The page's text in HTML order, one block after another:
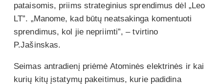
pataisomis, priims strateginius sprendimus dėl „Leo
LT”. „Manome, kad būtų neatsakinga komentuoti
sprendimus, kol jie nepriimti”, – tvirtino
P.Jašinskas.
Seimas antradienį priėmė Atominės elektrinės ir kai
kurių kitų įstatymų pakeitimus, kurie padidina